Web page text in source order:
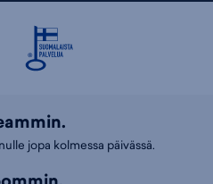
jopa kolmessa päivässä.